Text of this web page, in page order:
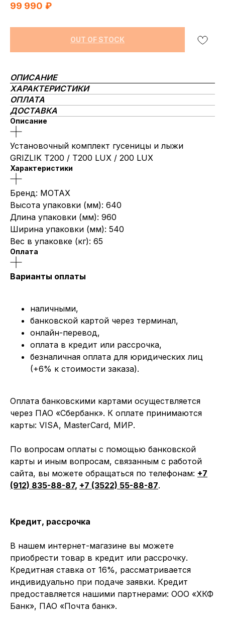
99 990 ₽
OUT OF STOCK
ОПИСАНИЕ
ХАРАКТЕРИСТИКИ
ОПЛАТА
ДОСТАВКА
Описание
Установочный комплект гусеницы и лыжи
GRIZLIK T200 / T200 LUX / 200 LUX
Характеристики
Бренд: MOTAX
Высота упаковки (мм): 640
Длина упаковки (мм): 960
Ширина упаковки (мм): 540
Вес в упаковке (кг): 65
Оплата
Варианты оплаты
наличными,
банковской картой через терминал,
онлайн-перевод,
оплата в кредит или рассрочка,
безналичная оплата для юридических лиц
(+6% к стоимости заказа).
Оплата банковскими картами осуществляется
через ПАО «Сбербанк». К оплате принимаются
карты: VISA, MasterCard, МИР.
По вопросам оплаты с помощью банковской
карты и иным вопросам, связанным с работой
сайта, вы можете обращаться по телефонам: +7
(912) 835-88-87, +7 (3522) 55-88-87.
Кредит, рассрочка
В нашем интернет-магазине вы можете
приобрести товар в кредит или рассрочку.
Кредитная ставка от 16%, рассматривается
индивидуально при подаче заявки. Кредит
предоставляется нашими партнерами: ООО «ХКФ
Банк», ПАО «Почта банк».